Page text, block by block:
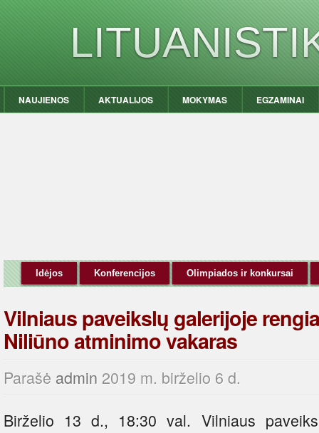
NAUJIENOS AKTUALIJOS MOKYMAS EGZAMINAI
Idėjos Konferencijos Olimpiados ir konkursai
Vilniaus paveikslų galerijoje
Niliūno atminimo vakaras
Parašė admin 2019 m. birželio 6 d.
Birželio 13 d., 18:30 val. Vilniaus